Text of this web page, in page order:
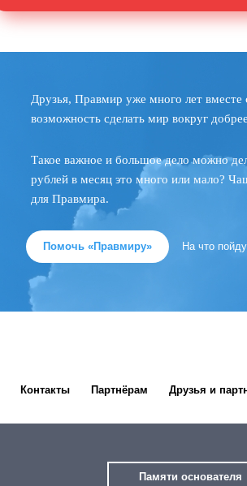
Друзья, Правмир уже много лет
возможность сделать мир вокруг
Такое важное и большое дело можно
рублей в месяц это много или мало?
для Правмира.
Помочь «Правмиру» На что
Контакты Партнёрам Друзья и
Памяти основателя